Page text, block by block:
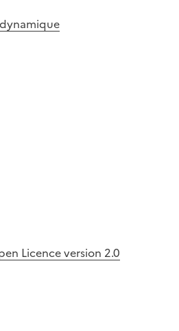
Licence version 2.0